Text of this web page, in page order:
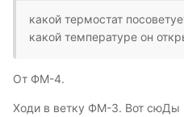
какой термостат
какой температуре он
От ФМ-4.
Ходи в ветку ФМ-3. Вот сюДы